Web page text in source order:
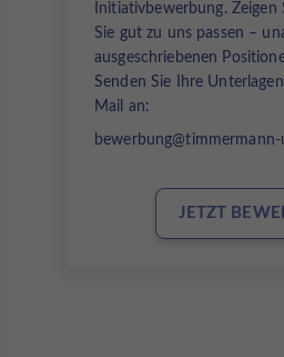
Initiativbewerbung. Zeigen
Sie gut zu uns passen –
ausgeschriebenen
Senden Sie Ihre
Mail an:
JETZT